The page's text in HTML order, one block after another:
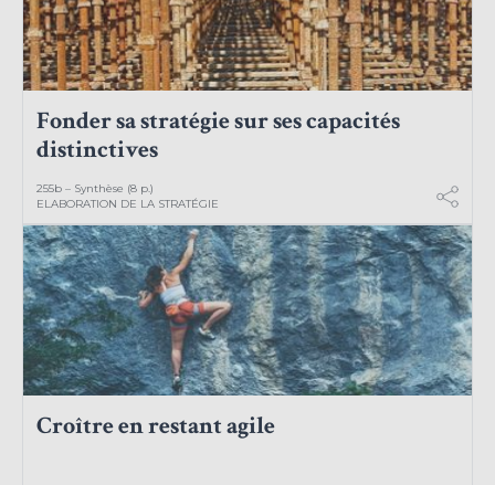
Fonder sa stratégie sur ses capacités
distinctives
255b – Synthèse (8 p.)
ELABORATION DE LA STRATÉGIE
Croître en restant agile